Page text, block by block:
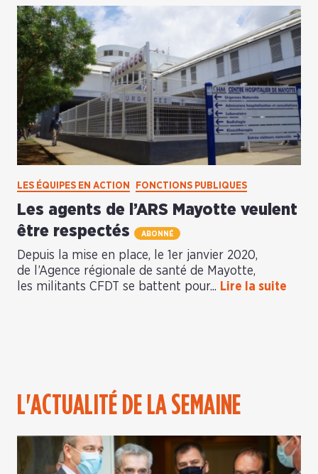
LES ÉQUIPES EN ACTION FONCTIONS PUBLIQUES
Les agents de l’ARS Mayotte veulent
être respectés
ABONNÉ
Depuis la mise en place, le 1er janvier 2020,
de l’Agence régionale de santé de Mayotte,
les militants CFDT se battent pour... Lire la suite
L'ACTUALITÉ DE LA SEMAINE